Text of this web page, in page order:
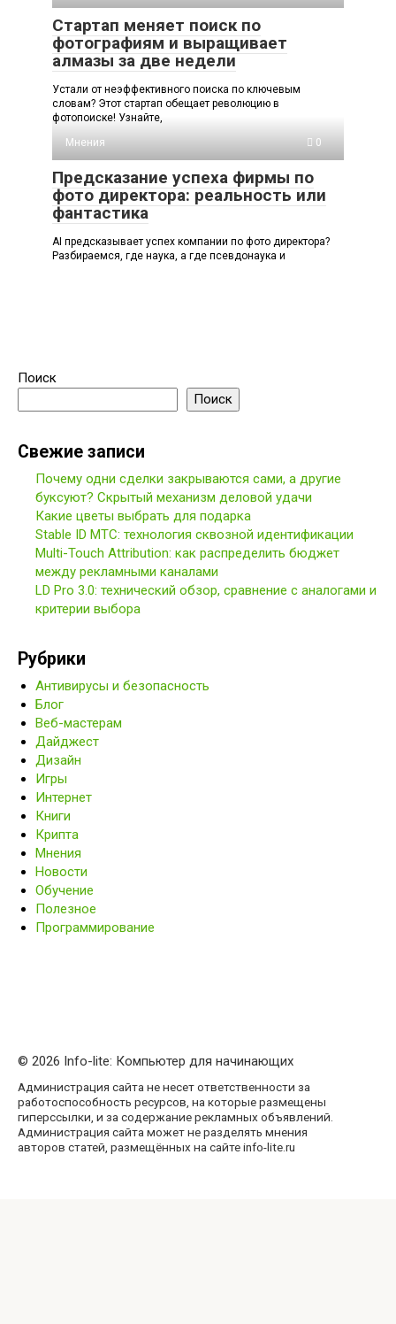
Стартап меняет поиск по
фотографиям и выращивает
алмазы за две недели
Устали от неэффективного поиска по ключевым
словам? Этот стартап обещает революцию в
фотопоиске! Узнайте,
Мнения
0
Предсказание успеха фирмы по
фото директора: реальность или
фантастика
AI предсказывает успех компании по фото директора?
Разбираемся, где наука, а где псевдонаука и
Поиск
Поиск
Свежие записи
Почему одни сделки закрываются сами, а другие
буксуют? Скрытый механизм деловой удачи
Какие цветы выбрать для подарка
Stable ID МТС: технология сквозной идентификации
Multi-Touch Attribution: как распределить бюджет
между рекламными каналами
LD Pro 3.0: технический обзор, сравнение с аналогами и
критерии выбора
Рубрики
Антивирусы и безопасность
Блог
Веб-мастерам
Дайджест
Дизайн
Игры
Интернет
Книги
Крипта
Мнения
Новости
Обучение
Полезное
Программирование
© 2026 Info-lite: Компьютер для начинающих
Администрация сайта не несет ответственности за
работоспособность ресурсов, на которые размещены
гиперссылки, и за содержание рекламных объявлений.
Администрация сайта может не разделять мнения
авторов статей, размещённых на сайте info-lite.ru